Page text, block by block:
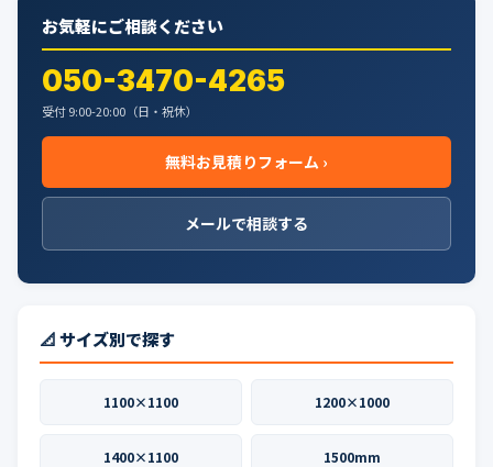
お気軽にご相談ください
050-3470-4265
受付 9:00-20:00（日・祝休）
無料お見積りフォーム ›
メールで相談する
📐 サイズ別で探す
1100×1100 1200×1000
1400×1100 1500mm